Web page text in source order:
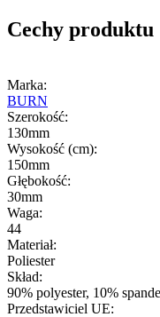
Cechy produktu
Marka:
BURN
Szerokość:
130mm
Wysokość (cm):
150mm
Głębokość:
30mm
Waga:
44
Materiał:
Poliester
Skład:
90% polyester, 10%
Przedstawiciel UE: